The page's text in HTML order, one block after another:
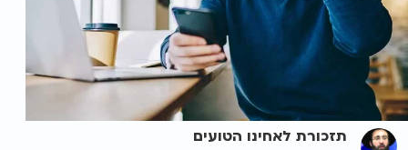
תזכורת לאחינו הטועים